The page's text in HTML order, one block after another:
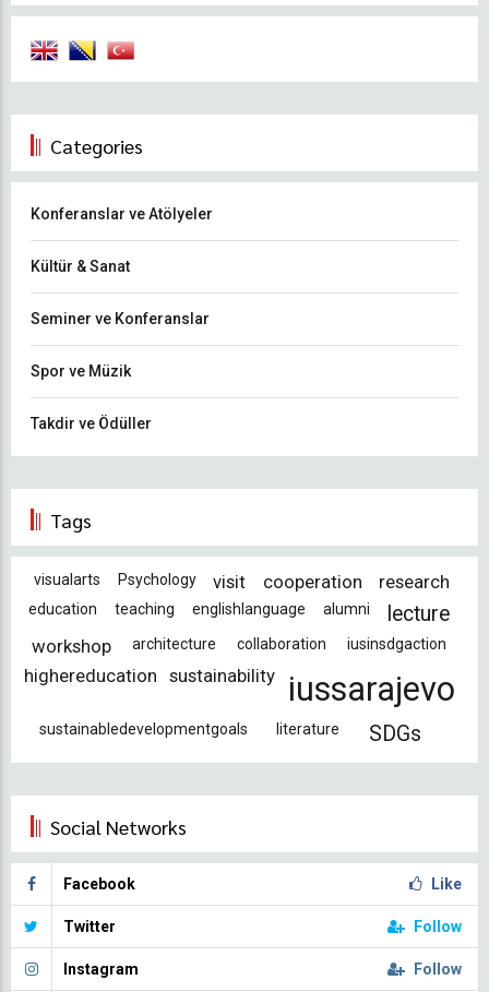
Categories
Konferanslar ve Atölyeler
Kültür & Sanat
Seminer ve Konferanslar
Spor ve Müzik
Takdir ve Ödüller
Tags
visualarts Psychology visit cooperation research
education teaching englishlanguage alumni lecture
workshop architecture collaboration iusinsdgaction
highereducation sustainability iussarajevo
sustainabledevelopmentgoals literature SDGs
Social Networks
Facebook Like
Twitter Follow
Instagram Follow